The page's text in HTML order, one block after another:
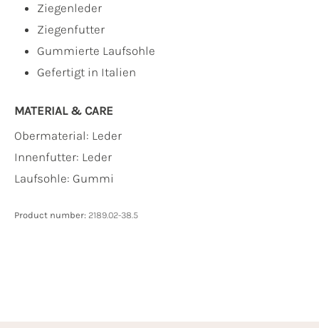
Ziegenleder
Ziegenfutter
Gummierte Laufsohle
Gefertigt in Italien
MATERIAL & CARE
Obermaterial: Leder
Innenfutter: Leder
Laufsohle: Gummi
Product number: 2189.02-38.5